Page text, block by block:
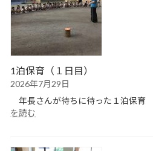
目）
1泊保育（１日目）
2026年7月29日
年長さんが待ちに待った１泊保
を読む